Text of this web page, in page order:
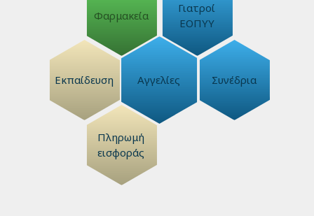
Φαρμακεία
Γιατροί
ΕΟΠΥΥ
Εκπαίδευση Αγγελίες Συνέδρια
Πληρωμή
εισφοράς